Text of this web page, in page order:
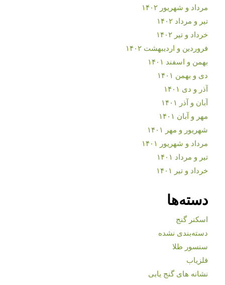
مرداد و شهریور ۱۴۰۲
تیر و مرداد ۱۴۰۲
خرداد و تیر ۱۴۰۲
فروردین و اردیبهشت ۱۴۰۲
بهمن و اسفند ۱۴۰۱
دی و بهمن ۱۴۰۱
آذر و دی ۱۴۰۱
آبان و آذر ۱۴۰۱
مهر و آبان ۱۴۰۱
شهریور و مهر ۱۴۰۱
مرداد و شهریور ۱۴۰۱
تیر و مرداد ۱۴۰۱
خرداد و تیر ۱۴۰۱
دسته‌ها
اسکنر گنج
دسته‌بندی نشده
سنسور طلا
فلزیاب
نشانه های گنج یابی